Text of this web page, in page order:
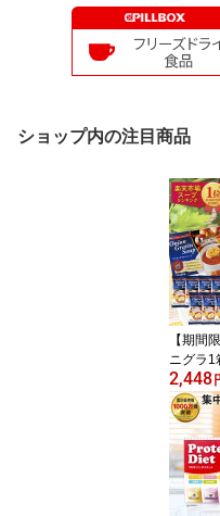
ショップ内の注目商品
【期間
ニグラ1
食突破
オング
ズブレ
ドライ
グラ オ
ねぎス
LBOX
2,448